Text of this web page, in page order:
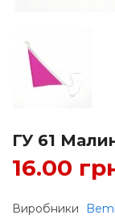
ГУ 61
16.00
Виробники